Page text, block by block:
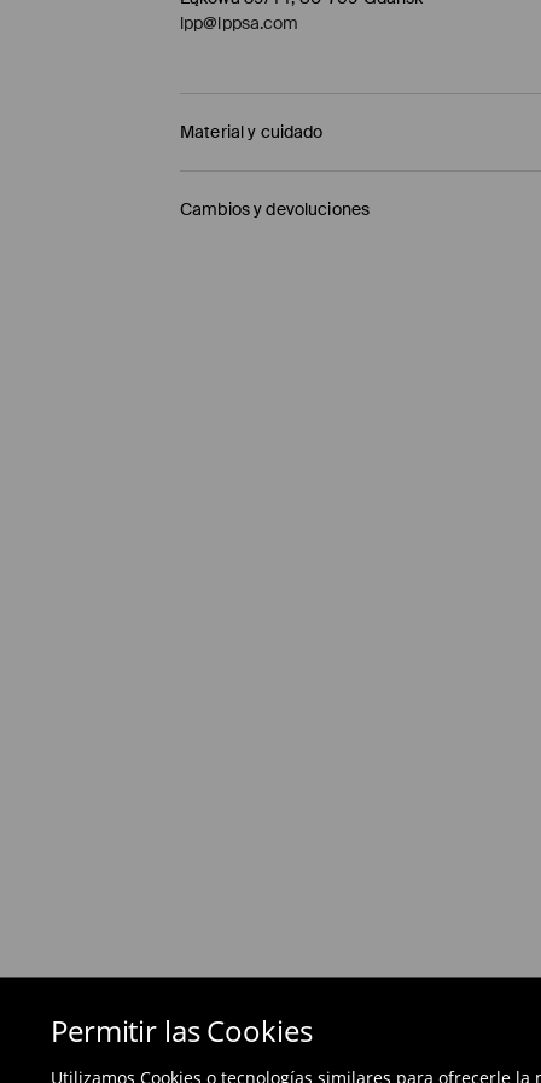
Permitir las Cookies
Utilizamos Cookies o tecnologías similares para ofrecerle
lpp@lppsa.com
Material y cuidado
1º TELA : 97% ALGODÓN, 3% ELASTANO
Cambios y devoluciones